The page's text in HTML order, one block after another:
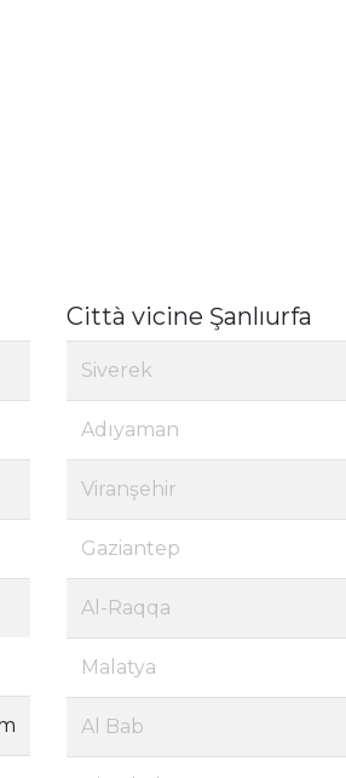
Città vicine Şanlıurfa
Siverek
Adıyaman
Viranşehir
Gaziantep
Al-Raqqa
Malatya
Al Bab